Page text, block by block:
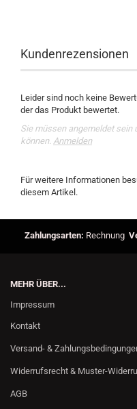
Kundenrezensionen
Leider sind noch keine
der das Produkt bewertet.
Sie müssen angemeldet sein
können. Anmelden
Für weitere Informationen
diesem Artikel.
Zahlungsarten: Rechnung
MEHR ÜBER...
Impressum
Kontakt
Versand- &
Widerrufsrecht & Muster-
AGB